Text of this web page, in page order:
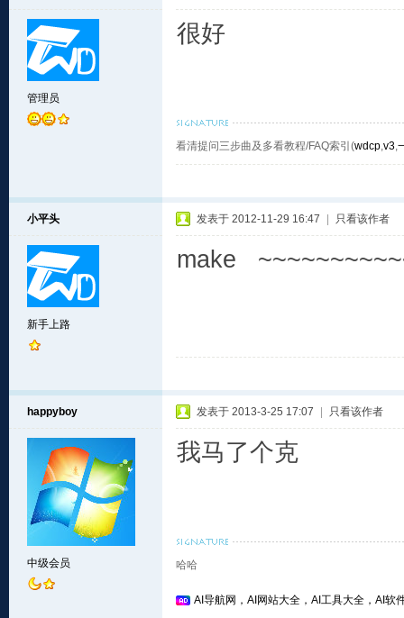
管理员
很好
看清提问三步曲及多看教程/FAQ索引(wdcp,v3,
小平头
新手上路
发表于 2012-11-29 16:47 只看该作者
make
happyboy
中级会员
发表于 2013-3-25 17:07 只看该作者
我马了个克
哈哈
AI导航网，AI网站大全，AI工具大全，AI软